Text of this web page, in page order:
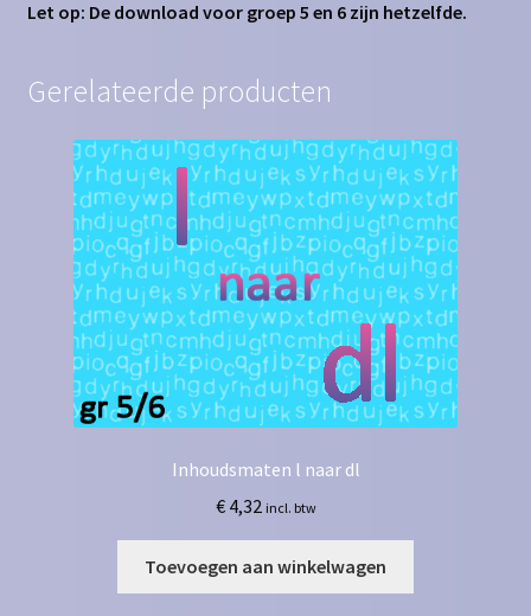
Let op: De download voor groep 5 en 6 zijn hetzelfde.
Gerelateerde producten
Inhoudsmaten l naar dl
€4,32 incl. btw
Toevoegen aan winkelwagen